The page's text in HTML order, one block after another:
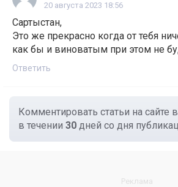
20 августа 2023 18:56
Сартыстан,
Это же прекрасно когда от тебя
как бы и виноватым при этом не
Ответить
Комментировать статьи на сайте
в течении 30 дней со дня